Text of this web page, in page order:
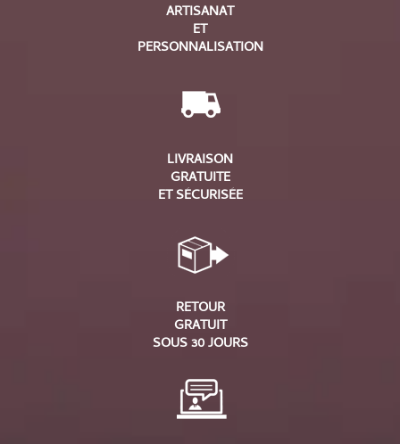
ARTISANAT
ET
PERSONNALISATION
LIVRAISON
GRATUITE
ET SÉCURISÉE
RETOUR
GRATUIT
SOUS 30 JOURS